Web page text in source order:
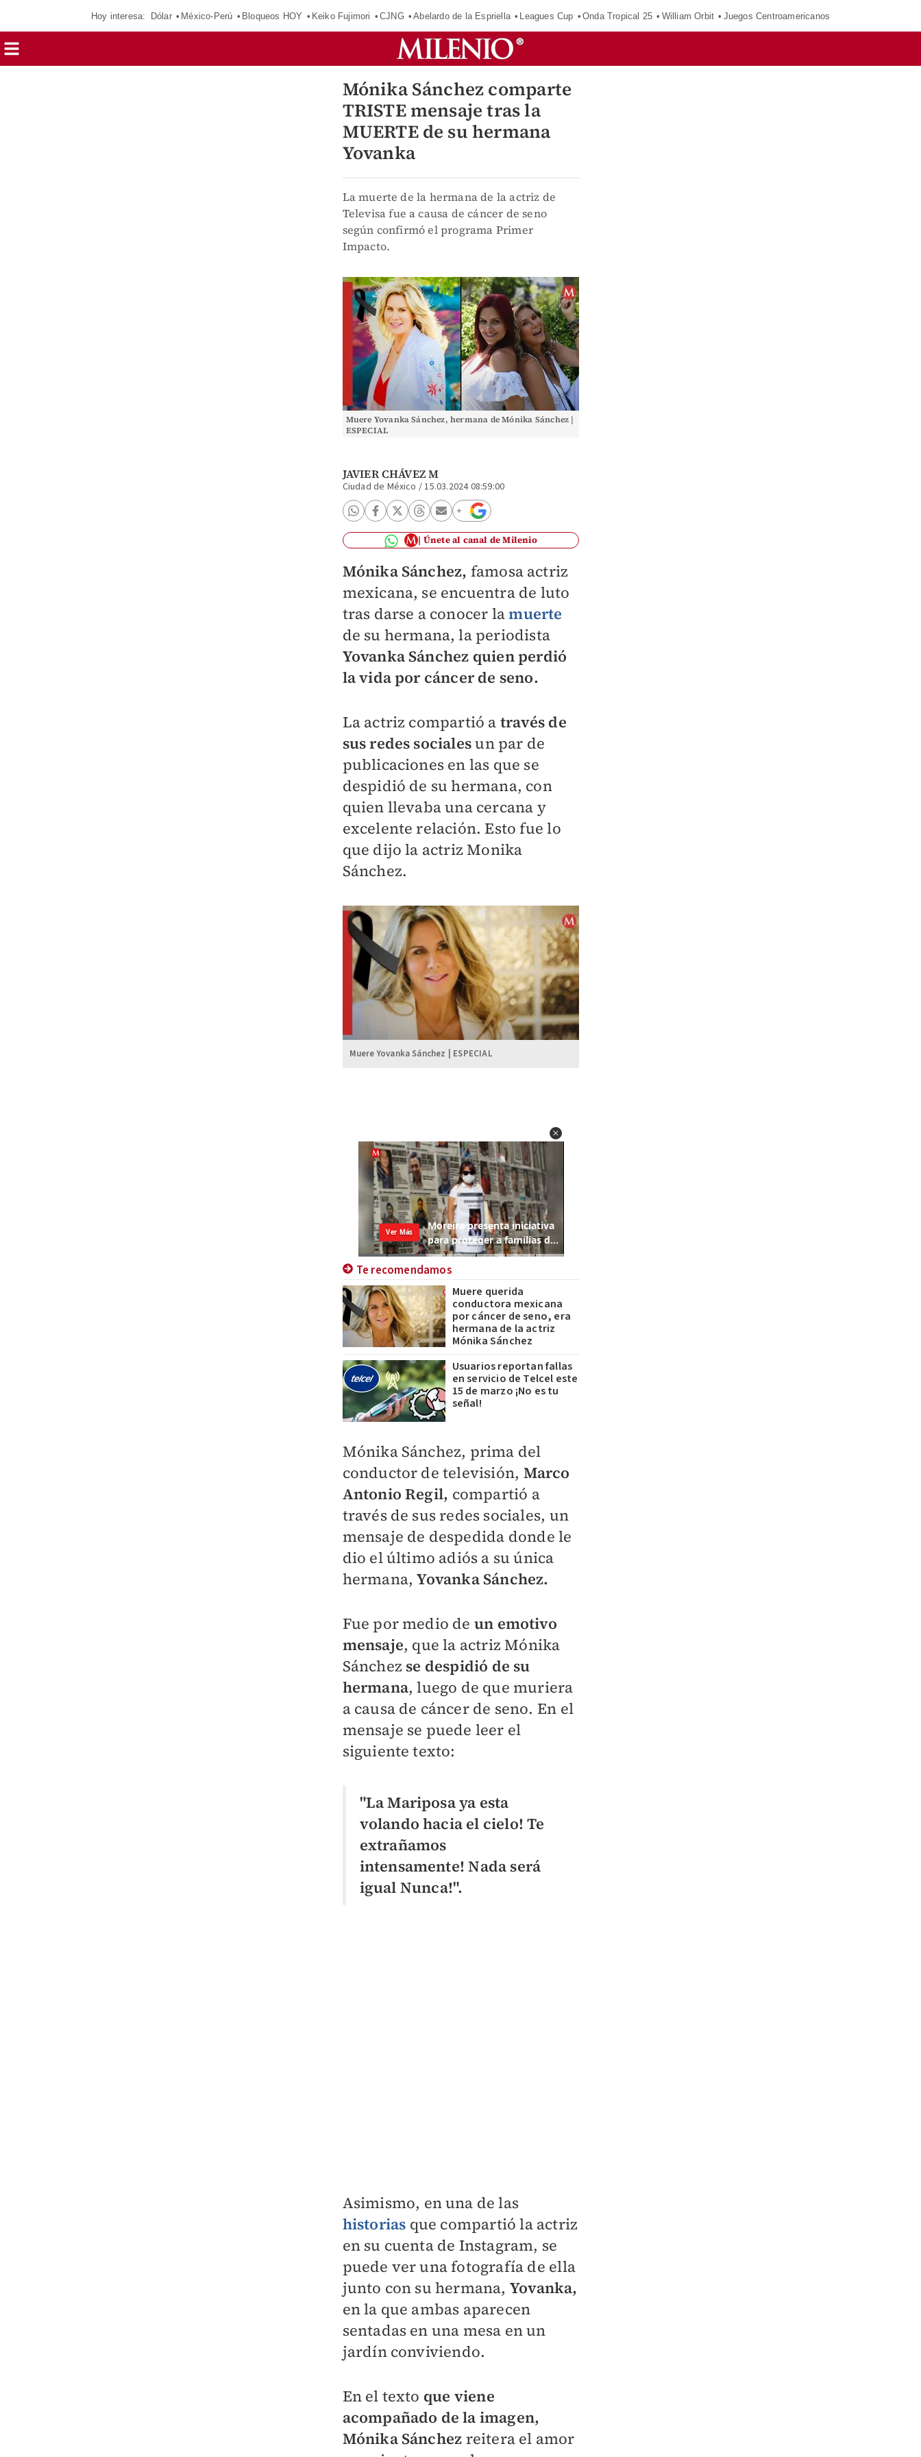
Hoy interesa: Dólar México-Perú Bloqueos HOY Keiko Fujimori CJNG Abelardo de la Espriella Leagues Cup Onda Tropical 25 William Orbit Juegos Centroamericanos
Mónika Sánchez comparte
TRISTE mensaje tras la
MUERTE de su hermana
Yovanka
La muerte de la hermana de la actriz de
Televisa fue a causa de cáncer de seno
según confirmó el programa Primer
Impacto.
Muere Yovanka Sánchez, hermana de Mónika Sánchez |
ESPECIAL
JAVIER CHÁVEZ M
Ciudad de México /15.03.2024 08:59:00
Únete al canal de Milenio
Mónika Sánchez, famosa actriz
mexicana, se encuentra de luto
tras darse a conocer lamuerte
de su hermana, la periodista
Yovanka Sánchez quien perdió
la vida por cáncer de seno.
La actriz compartió a través de
sus redes socialesun par de
publicaciones en las que se
despidió de su hermana, con
quien llevaba una cercana y
excelente relación. Esto fue lo
que dijo la actriz Monika
Sánchez.
Muere Yovanka Sánchez | ESPECIAL
Te recomendamos
Muere querida
conductora mexicana
por cáncer de seno, era
hermana de la actriz
Mónika Sánchez
Usuarios reportan fallas
en servicio de Telcel este
15 de marzo ¡No es tu
señal!
Mónika Sánchez, prima del
conductor de televisión, Marco
Antonio Regil, compartió a
través de sus redes sociales, un
mensaje de despedida donde le
dio el último adiós a su única
hermana,Yovanka Sánchez.
Fue por medio de un emotivo
mensaje, que la actriz Mónika
Sánchez se despidió de su
hermana, luego de que muriera
a causa de cáncer de seno. En el
mensaje se puede leer el
siguiente texto:
"La Mariposa ya esta
volando hacia el cielo! Te
extrañamos
intensamente!Nada será
igual Nunca!".
Asimismo, en una de las
historias que compartió la actriz
en su cuenta de Instagram, se
puede ver una fotografía de ella
junto con su hermana, Yovanka​,
en la que ambas aparecen
sentadas en una mesa en un
jardín conviviendo.
En el texto que viene
acompañado de la imagen,
Mónika Sánchez reitera el amor